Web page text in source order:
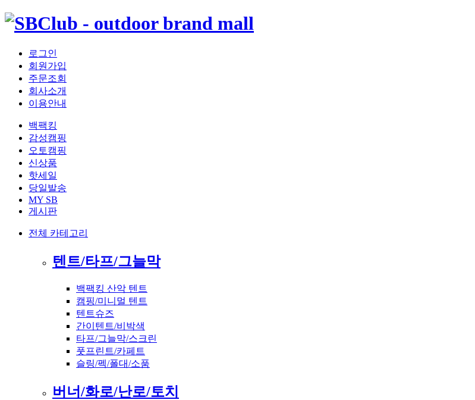
로그인
회원가입
주문조회
회사소개
이용안내
백팩킹
감성캠핑
오토캠핑
신상품
핫세일
당일발송
MY SB
게시판
전체 카테고리
텐트/타프/그늘막
백팩킹 산악 텐트
캠핑/미니멀 텐트
텐트슈즈
간이텐트/비박색
타프/그늘막/스크린
풋프린트/카페트
슬링/펙/폴대/소품
버너/화로/난로/토치